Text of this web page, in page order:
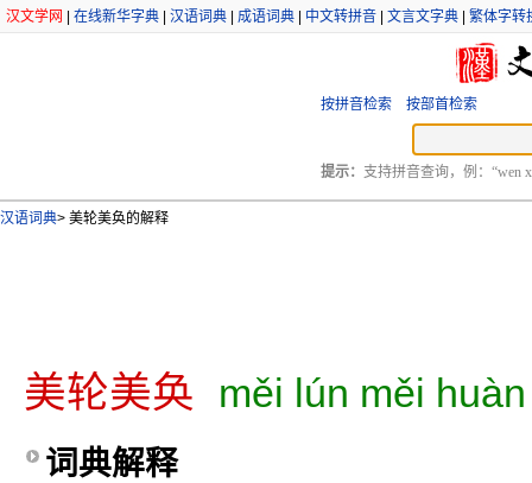
汉文学网 在线新华字典 汉语词典 成语词典 中文转拼音 文言文字典 繁体字转
按拼音检索 按部首检索
提示： 支持拼音查询，例：“wen
汉语词典> 美轮美奂的解释
美轮美奂 měi lún měi huàn
词典解释